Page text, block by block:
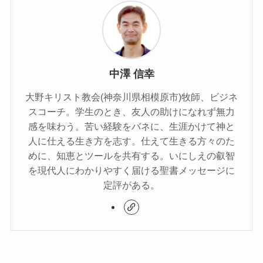
中澤 信幸
大野キリスト教会(神奈川県相模原市)牧師、ビジネ
スコーチ。学生のとき、友人の助けになれず無力
感を味わう。苦い経験をバネに、生涯かけて神と
人に仕える生き方を志す。仕えて生きる方々のた
めに、知恵とツールを共有する。いにしえの叡智
を現代人にわかりやすく届ける聖書メッセージに
定評がある。